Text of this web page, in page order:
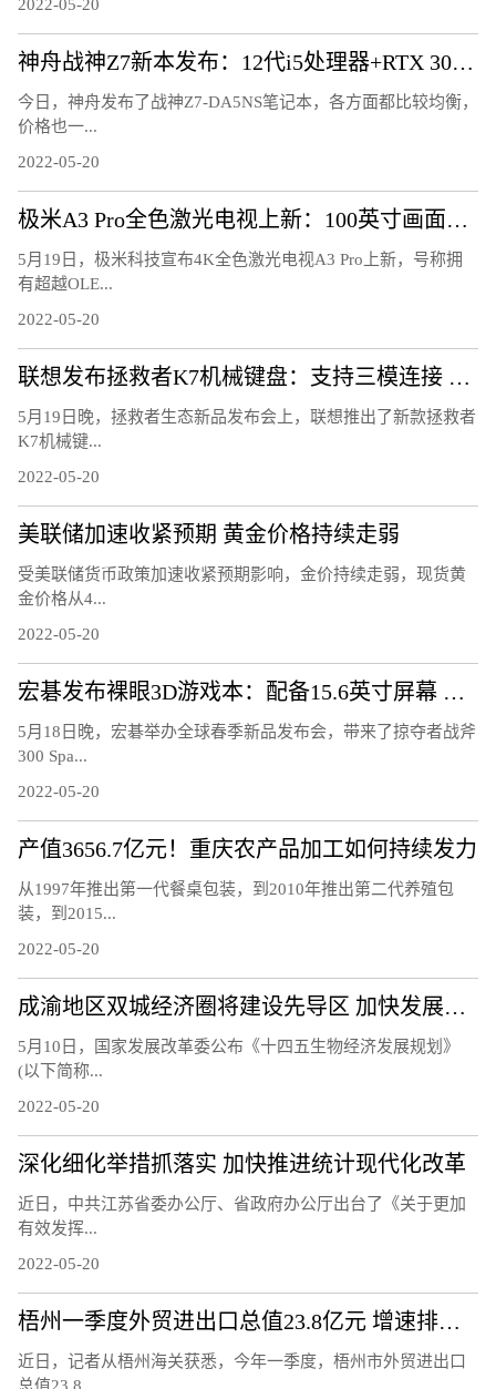
2022-05-20
神舟战神Z7新本发布：12代i5处理器+RTX 3050显卡
今日，神舟发布了战神Z7-DA5NS笔记本，各方面都比较均衡，
价格也一...
2022-05-20
极米A3 Pro全色激光电视上新：100英寸画面超OLED电视
5月19日，极米科技宣布4K全色激光电视A3 Pro上新，号称拥
有超越OLE...
2022-05-20
联想发布拯救者K7机械键盘：支持三模连接 可热插拔
5月19日晚，拯救者生态新品发布会上，联想推出了新款拯救者
K7机械键...
2022-05-20
美联储加速收紧预期 黄金价格持续走弱
受美联储货币政策加速收紧预期影响，金价持续走弱，现货黄
金价格从4...
2022-05-20
宏碁发布裸眼3D游戏本：配备15.6英寸屏幕 高端硬件
5月18日晚，宏碁举办全球春季新品发布会，带来了掠夺者战斧
300 Spa...
2022-05-20
产值3656.7亿元！重庆农产品加工如何持续发力
从1997年推出第一代餐桌包装，到2010年推出第二代养殖包
装，到2015...
2022-05-20
成渝地区双城经济圈将建设先导区 加快发展生物经济
5月10日，国家发展改革委公布《十四五生物经济发展规划》
(以下简称...
2022-05-20
深化细化举措抓落实 加快推进统计现代化改革
近日，中共江苏省委办公厅、省政府办公厅出台了《关于更加
有效发挥...
2022-05-20
梧州一季度外贸进出口总值23.8亿元 增速排名全区第二
近日，记者从梧州海关获悉，今年一季度，梧州市外贸进出口